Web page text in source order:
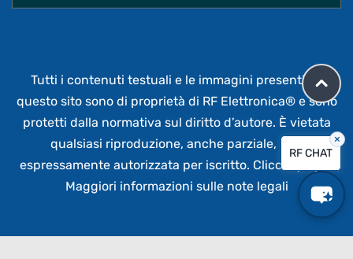
Tutti i contenuti testuali e le immagini presenti su
questo sito sono di proprietà di RF Elettronica® e sono
protetti dalla normativa sul diritto d’autore. È vietata
qualsiasi riproduzione, anche parziale, non
espressamente autorizzata per iscritto. Clicca qui per
Maggiori informazioni sulle note legali
RF CHAT
×